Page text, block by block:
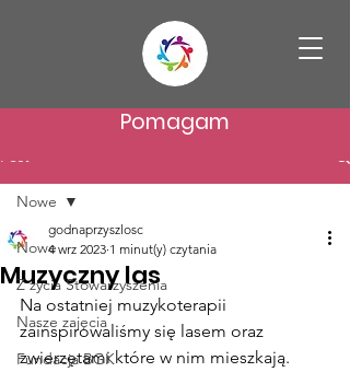
Pomagam
Post
Nowe
Z życia Stowarzyszenia
Nasze zajęcia
Fundacja BGK
Nowe
Muzyczny las
godnaprzyszlosc
4 wrz 2023 1 minut(y) czytania
Na ostatniej muzykoterapii
zainspirowaliśmy się lasem oraz
zwierzętami które w nim mieszkają.